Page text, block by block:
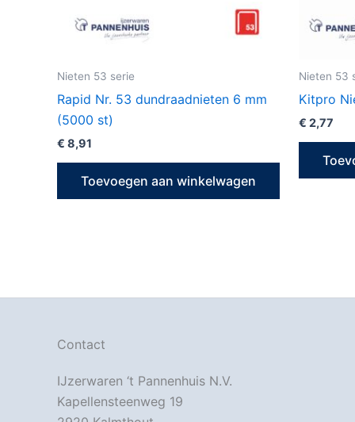
Nieten 53 serie
Rapid Nr. 53 dundraadnieten 6 mm
(5000 st)
€ 8,91
Toevoegen aan winkelwagen
Nieten 53
Kitpro
€ 2,77
Contact
IJzerwaren ‘t Pannenhuis N.V.
Kapellensteenweg 19